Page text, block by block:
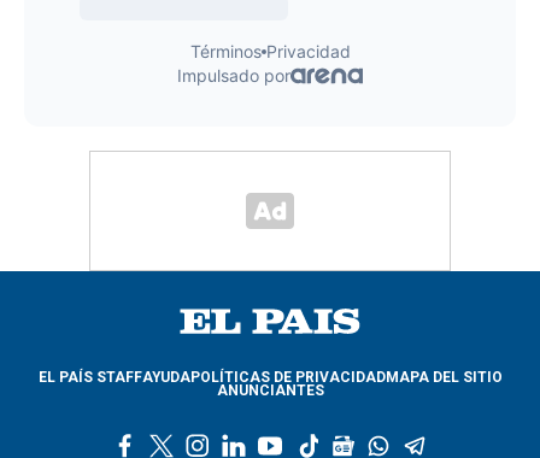
EL PAÍS STAFFAYUDAPOLÍTICAS DE PRIVACIDADMAPA DEL SITIO
ANUNCIANTES
l
y
t
g
w